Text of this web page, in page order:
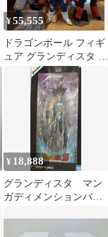
¥55,555
ドラゴンボール フィギ
ュア グランディスタ 5
体セット
¥ 18,888
グランディスタ マン
ガディメンションバー